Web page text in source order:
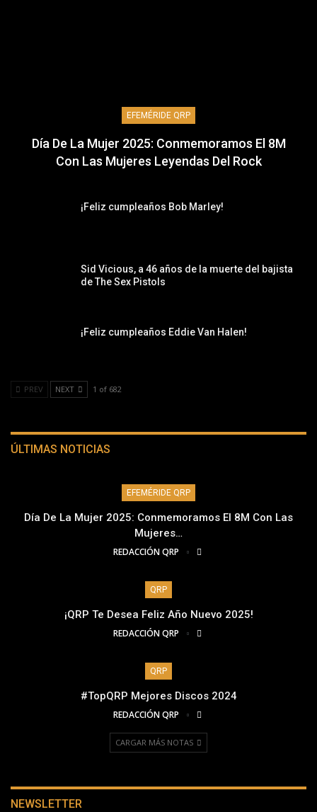
EFEMÉRIDE QRP
Día De La Mujer 2025: Conmemoramos El 8M
Con Las Mujeres Leyendas Del Rock
¡Feliz cumpleaños Bob Marley!
Sid Vicious, a 46 años de la muerte del bajista
de The Sex Pistols
¡Feliz cumpleaños Eddie Van Halen!
PREV NEXT 1 of 682
ÚLTIMAS NOTICIAS
EFEMÉRIDE QRP
Día De La Mujer 2025: Conmemoramos El 8M Con Las
Mujeres…
REDACCIÓN QRP
QRP
¡QRP Te Desea Feliz Año Nuevo 2025!
REDACCIÓN QRP
QRP
#TopQRP Mejores Discos 2024
REDACCIÓN QRP
CARGAR MÁS NOTAS
NEWSLETTER